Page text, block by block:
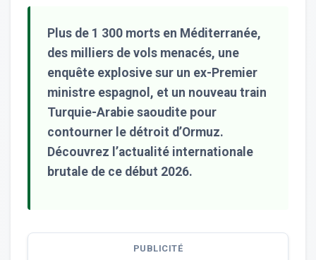
Plus de 1 300 morts en Méditerranée,
des milliers de vols menacés, une
enquête explosive sur un ex-Premier
ministre espagnol, et un nouveau train
Turquie-Arabie saoudite pour
contourner le détroit d’Ormuz.
Découvrez l’actualité internationale
brutale de ce début 2026.
PUBLICITÉ